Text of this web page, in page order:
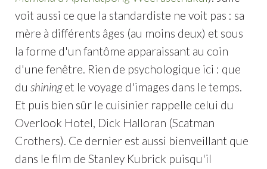
voit aussi ce que la standardiste ne voit pas : sa
mère à différents âges (au moins deux) et sous
la forme d'un fantôme apparaissant au coin
d'une fenêtre. Rien de psychologique ici : que
du shininget le voyage d'images dans le temps.
Et puis bien sûr le cuisinier rappelle celui du
Overlook Hotel, Dick Halloran (Scatman
Crothers). Ce dernier est aussi bienveillant que
dans le film de Stanley Kubrick puisqu'il